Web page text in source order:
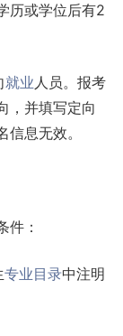
历或学位后有2
就业人员。报考
，并填写定向
息无效。
件：
专业目录中注明